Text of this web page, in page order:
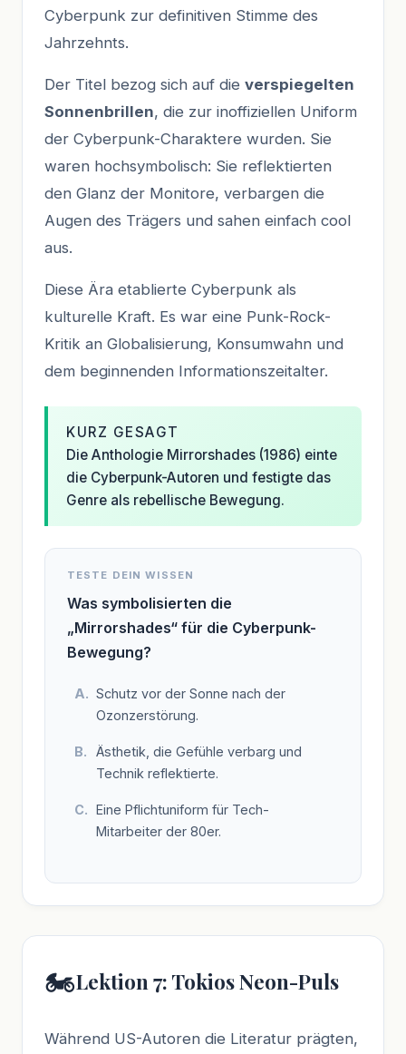
Cyberpunk zur definitiven Stimme des
Jahrzehnts.
Der Titel bezog sich auf die verspiegelten
Sonnenbrillen, die zur inoffiziellen Uniform
der Cyberpunk-Charaktere wurden. Sie
waren hochsymbolisch: Sie reflektierten
den Glanz der Monitore, verbargen die
Augen des Trägers und sahen einfach cool
aus.
Diese Ära etablierte Cyberpunk als
kulturelle Kraft. Es war eine Punk-Rock-
Kritik an Globalisierung, Konsumwahn und
dem beginnenden Informationszeitalter.
KURZ GESAGT
Die Anthologie Mirrorshades (1986) einte
die Cyberpunk-Autoren und festigte das
Genre als rebellische Bewegung.
TESTE DEIN WISSEN
Was symbolisierten die
„Mirrorshades“ für die Cyberpunk-
Bewegung?
Schutz vor der Sonne nach der
Ozonzerstörung.
Ästhetik, die Gefühle verbarg und
Technik reflektierte.
Eine Pflichtuniform für Tech-
Mitarbeiter der 80er.
🏍️Lektion 7: Tokios Neon-Puls
Während US-Autoren die Literatur prägten,